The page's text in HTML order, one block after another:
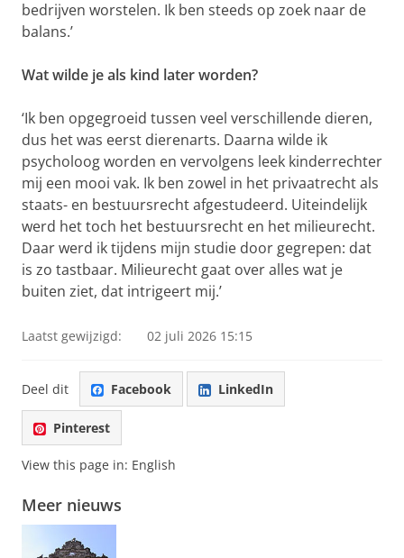
bedrijven worstelen. Ik ben steeds op zoek naar de
balans.’
Wat wilde je als kind later worden?
‘Ik ben opgegroeid tussen veel verschillende dieren,
dus het was eerst dierenarts. Daarna wilde ik
psycholoog worden en vervolgens leek kinderrechter
mij een mooi vak. Ik ben zowel in het privaatrecht als
staats- en bestuursrecht afgestudeerd. Uiteindelijk
werd het toch het bestuursrecht en het milieurecht.
Daar werd ik tijdens mijn studie door gegrepen: dat
is zo tastbaar. Milieurecht gaat over alles wat je
buiten ziet, dat intrigeert mij.’
Laatst gewijzigd: 02 juli 2026 15:15
Deel dit Facebook LinkedIn
Pinterest
View this page in: English
Meer nieuws